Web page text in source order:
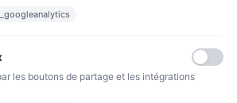
via paypal et paypal 4 fois sans frais
les boutons de partage et les intégrations